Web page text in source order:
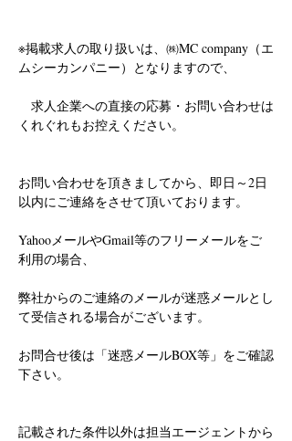
※掲載求人の取り扱いは、㈱MC company（エ
ムシーカンパニー）となりますので、
求人企業への直接の応募・お問い合わせは
くれぐれもお控えください。
お問い合わせを頂きましてから、即日～2日
以内にご連絡をさせて頂いております。
YahooメールやGmail等のフリーメールをご
利用の場合、
弊社からのご連絡のメールが迷惑メールとし
て受信される場合がございます。
お問合せ後は「迷惑メールBOX等」をご確認
下さい。
記載された条件以外は担当エージェントから